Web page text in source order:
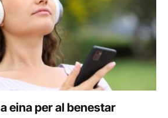
eina per al benestar